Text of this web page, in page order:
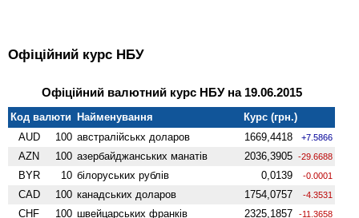
Офіційний курс НБУ
Офіційний валютний курс НБУ на 19.06.2015
Код валюти Найменування
Курс (грн.)
AUD
100 австралійськх доларов 1669,4418 +7.5866
AZN 100 азербайджанських манатів 2036,3905 -29.6688
BYR 10 білоруських рублів 0,0139 -0.0001
CAD 100 канадських доларов 1754,0757 -4.3531
CHF 100 швейцарських франків 2325,1857 -11.3658